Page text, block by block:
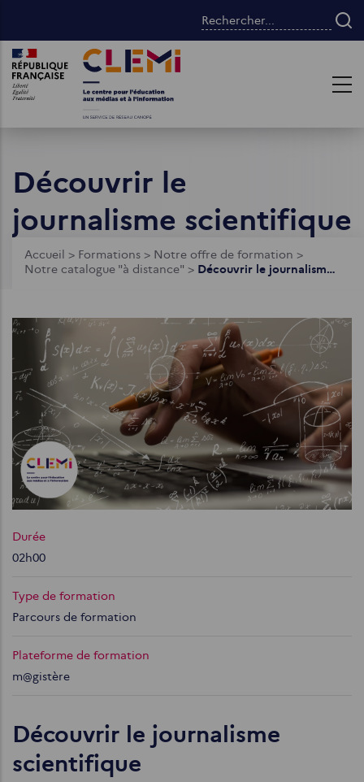
contenu
principal
Rechercher...
Images Images
Découvrir le
journalisme scientifique
Fil
Accueil > Formations > Notre offre de formation >
Notre catalogue "à distance" > Découvrir le journalisme scientifique
Durée
02h00
Type de formation
Parcours de formation
Plateforme de formation
m@gistère
Découvrir le journalisme
scientifique